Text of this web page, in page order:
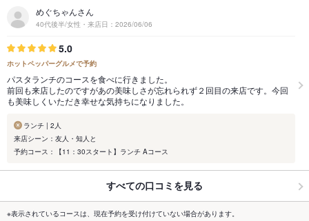
めぐちゃんさん
40代後半/女性・来店日：2026/06/06
5.0
ホットペッパーグルメで予約
パスタランチのコースを食べに行きました。
前回も来店したのですがあの美味しさが忘れられず２回目の来店です。今回
も美味しくいただき幸せな気持ちになりました。
ランチ | 2人
来店シーン：友人・知人と
予約コース：【11：30スタート】ランチ Aコース
すべての口コミを見る
※表示されているコースは、現在予約を受け付けていない場合があります。